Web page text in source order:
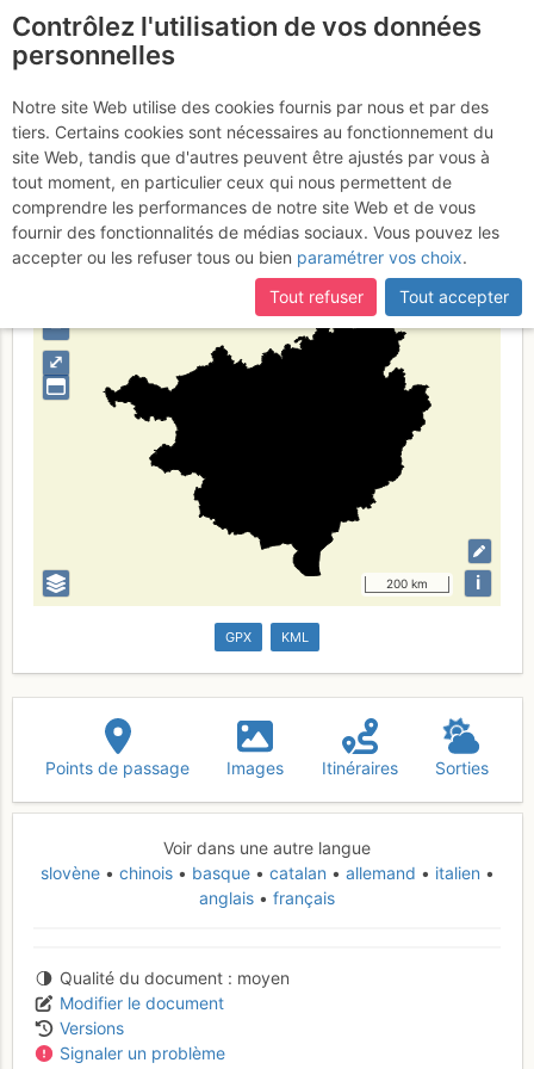
Guangxi
Type de région limite administrative
⤢
–
200 km i
GPX KML
Points de passage Images Itinéraires Sorties
Voir dans une autre langue
slovène
chinois basque catalan allemand
italien
anglais
français
Qualité du document
moyen
Modifier le document
Versions
Signaler un problème
Contrôlez l'utilisation de vos données
personnelles
Notre site Web utilise des cookies fournis par nous et par des
tiers. Certains cookies sont nécessaires au fonctionnement du
site Web, tandis que d'autres peuvent être ajustés par vous à
tout moment, en particulier ceux qui nous permettent de
comprendre les performances de notre site Web et de vous
fournir des fonctionnalités de médias sociaux. Vous pouvez les
accepter ou les refuser tous ou bien paramétrer vos choix.
Tout refuser
Tout accepter